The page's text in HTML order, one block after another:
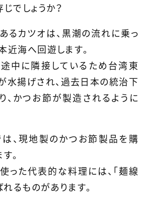
でしょうか？
るカツオは、黒潮の流れに乗っ
近海へ回遊します。
中に隣接しているため台湾東
水揚げされ、過去日本の統治下
、かつお節が製造されるように
、現地製のかつお節製品を購
。
った代表的な料理には、「麺線
れるものがあります。